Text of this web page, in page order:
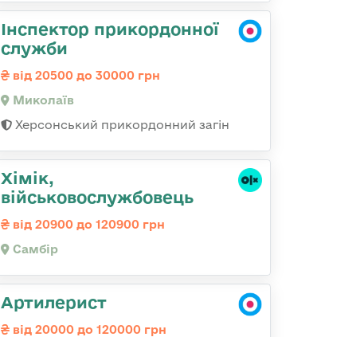
Інспектор прикордонної
служби
від 20500 до 30000 грн
Миколаїв
Херсонський прикордонний загін
Хімік,
військовослужбовець
від 20900 до 120900 грн
Самбір
Артилерист
від 20000 до 120000 грн